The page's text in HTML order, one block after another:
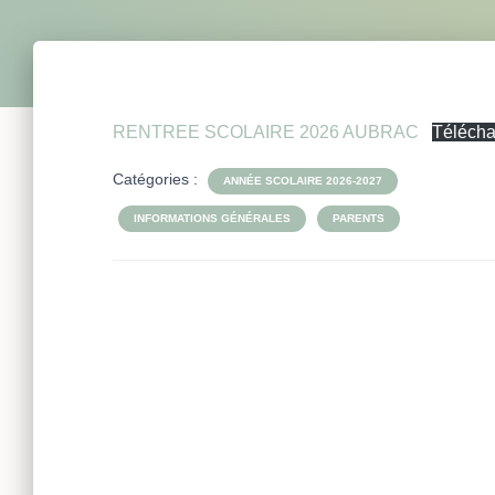
RENTREE SCOLAIRE 2026 AUBRAC
Catégories : ANNÉE SCOLAIRE 2026-2027
INFORMATIONS GÉNÉRALES PARENTS